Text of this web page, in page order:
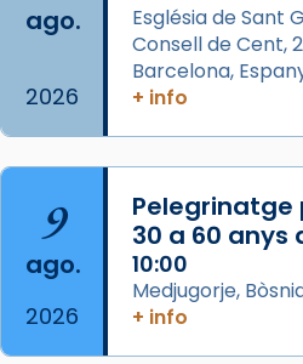
partir de l’Edat Mitjana
que les santes Juliana
Semproniana (“relatiu a
eterna”) són deixebles
frare Joan Gaspar
que les santes són filles
Mataró en reivindicarà
...Ver más
Foto
View on Facebook
ago.
2026
Església de Sant
Consell de Cent,
Barcelona,
+ info
9
ago.
2026
Pelegrinatge
30 a 60 anys
10:00
Medjugorje,
+ info